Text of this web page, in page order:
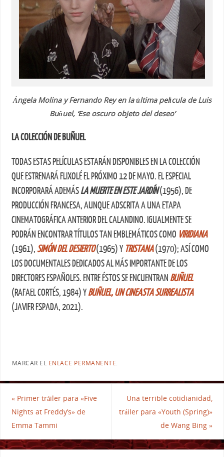
Ángela Molina y Fernando Rey en la última película de Luis
Buñuel, ‘Ese oscuro objeto del deseo’
LA COLECCIÓN DE BUÑUEL
TODAS ESTAS PELÍCULAS ESTARÁN DISPONIBLES EN LA COLECCIÓN
QUE ESTRENARÁ FLIXOLÉ EL PRÓXIMO 12 DE MAYO. EL ESPECIAL
INCORPORARÁ ADEMÁS LA MUERTE EN ESTE JARDÍN(1956), DE
PRODUCCIÓN FRANCESA, AUNQUE ADSCRITA A UNA ETAPA
CINEMATOGRÁFICA ANTERIOR DEL CALANDINO. IGUALMENTE SE
PODRÁN ENCONTRAR TÍTULOS TAN EMBLEMÁTICOS COMO VIRIDIANA
(1961), SIMÓN DEL DESIERTO(1965) Y TRISTANA (1970); ASÍ COMO
LOS DOCUMENTALES DEDICADOS AL MÁS IMPORTANTE DE LOS
DIRECTORES ESPAÑOLES. ENTRE ÉSTOS SE ENCUENTRAN BUÑUEL
(RAFAEL CORTÉS, 1984) Y BUÑUEL, UN CINEASTA SURREALISTA
(JAVIER ESPADA, 2021).
MARCAR EL ENLACE PERMANENTE.
«Primer tráiler para «Five
Nights at Freddy’s» de
Emma Tammi
Una terrible cotidianidad,
tráiler para «Youth (Spring)»
de Wang Bing»